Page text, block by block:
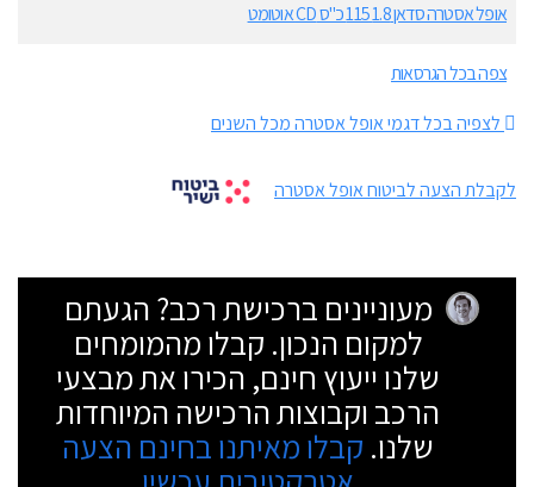
אופל אסטרה סדאן 1.8 115 כ"ס CD אוטומט
צפה בכל הגרסאות
לצפיה בכל דגמי אופל אסטרה מכל השנים
לקבלת הצעה לביטוח אופל אסטרה
מעוניינים ברכישת רכב? הגעתם
למקום הנכון. קבלו מהמומחים
שלנו ייעוץ חינם, הכירו את מבצעי
הרכב וקבוצות הרכישה המיוחדות
שלנו. קבלו מאיתנו בחינם הצעה